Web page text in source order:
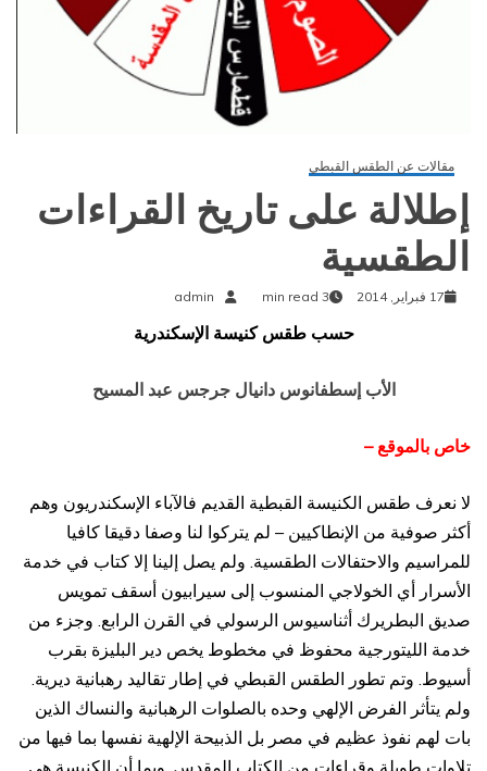
مقالات عن الطقس القبطي
إطلالة على تاريخ القراءات
الطقسية
17 فبراير, 2014 3 min read
admin
حسب طقس كنيسة الإسكندرية
الأب إسطفانوس دانيال جرجس عبد المسيح
خاص بالموقع –
لا نعرف طقس الكنيسة القبطية القديم فالآباء الإسكندريون وهم
أكثر صوفية من الإنطاكيين – لم يتركوا لنا وصفا دقيقا كافيا
للمراسيم والاحتفالات الطقسية. ولم يصل إلينا إلا كتاب في خدمة
الأسرار أي الخولاجي المنسوب إلى سيرابيون أسقف تمويس
صديق البطريرك أثناسيوس الرسولي في القرن الرابع. وجزء من
خدمة الليتورجية محفوظ في مخطوط يخص دير البليزة بقرب
أسيوط. وتم تطور الطقس القبطي في إطار تقاليد رهبانية ديرية.
ولم يتأثر الفرض الإلهي وحده بالصلوات الرهبانية والنساك الذين
بات لهم نفوذ عظيم في مصر بل الذبيحة الإلهية نفسها بما فيها من